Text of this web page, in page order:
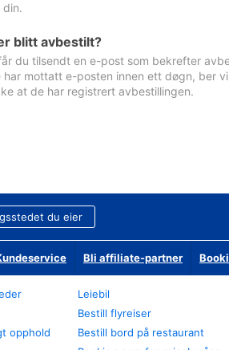
din.
blitt avbestilt?
du tilsendt en e-post som bekrefter
mottatt e-posten innen ett døgn, ber
at de har registrert avbestillingen.
du eier
Bli affiliate-partner
opphold
Leiebil
Bestill flyreiser
Bestill bord på restaurant